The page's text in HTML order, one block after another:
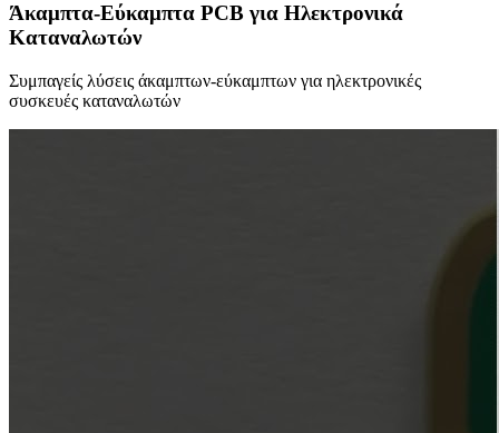
Άκαμπτα-Εύκαμπτα PCB για Ηλεκτρονικά
Καταναλωτών
Συμπαγείς λύσεις άκαμπτων-εύκαμπτων για ηλεκτρονικές
συσκευές καταναλωτών